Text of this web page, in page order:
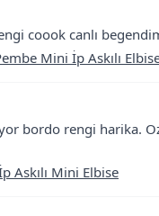
coook canlı
Mini İp Askılı
bordo rengi harika.
Askılı Mini Elbise